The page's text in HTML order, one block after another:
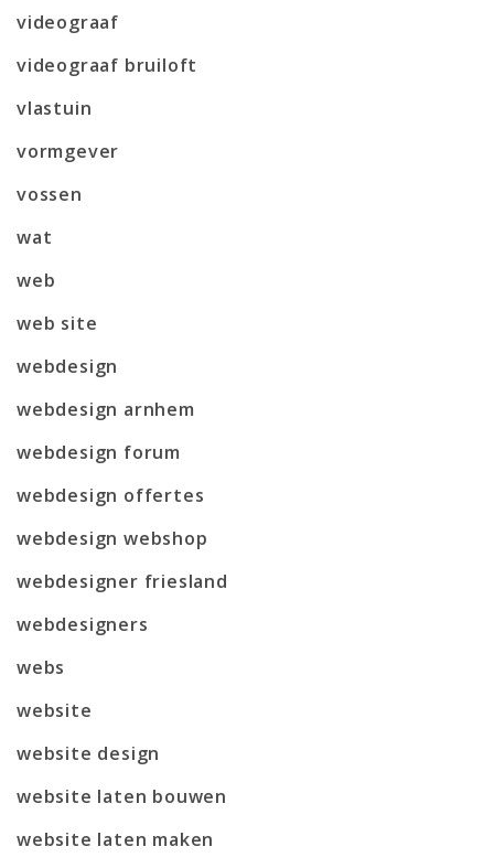
videograaf
videograaf bruiloft
vlastuin
vormgever
vossen
wat
web
web site
webdesign
webdesign arnhem
webdesign forum
webdesign offertes
webdesign webshop
webdesigner friesland
webdesigners
webs
website
website design
website laten bouwen
website laten maken